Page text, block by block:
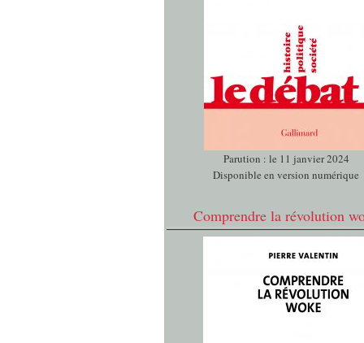
Parution : le 11 janvier 2024
Disponible en version numérique
Comprendre la révolution